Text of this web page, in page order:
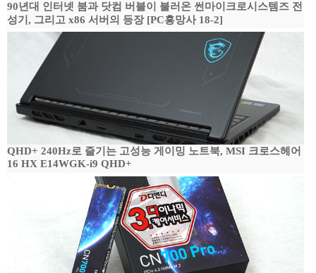
90년대 인터넷 붐과 닷컴 버블이 불러온 썬마이크로시스템즈 전
성기, 그리고 x86 서버의 등장 [PC흥망사 18-2]
QHD+ 240Hz로 즐기는 고성능 게이밍 노트북, MSI 크로스헤어
16 HX E14WGK-i9 QHD+